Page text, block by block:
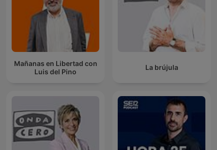
Mañanas en Libertad con
Luis del Pino
La brújula